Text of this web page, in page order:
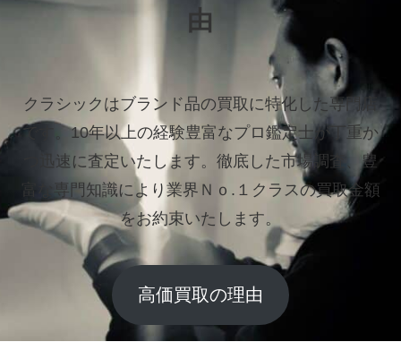
由
クラシックはブランド品の買取に特化した専門店
です。10年以上の経験豊富なプロ鑑定士が丁重か
つ迅速に査定いたします。 徹底した市場調査、豊
富な専門知識により業界Ｎｏ.１クラスの買取金額
をお約束いたします。
高価買取の理由